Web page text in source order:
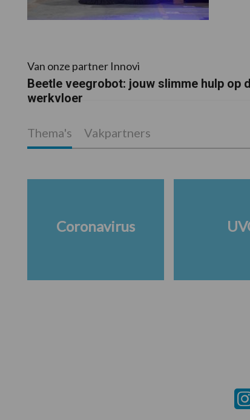
Van onze partner Innovi
Beetle veegrobot: jouw slimme hulp op
werkvloer
Thema's Vakpartners
Coronavirus